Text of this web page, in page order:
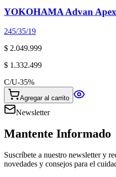
YOKOHAMA Advan
245/35/19
$ 2.049.999
$ 1.332.499
C/U-35%
Agregar al carrito
Newsletter
Mantente Informado
Suscríbete a nuestro newsletter y
novedades y consejos para el